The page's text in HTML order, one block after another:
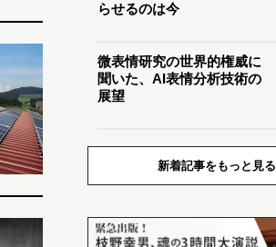
らせるのは今
微表情研究の世界的権威に
聞いた、AI表情分析技術の
展望
新着記事をもっと見る